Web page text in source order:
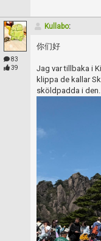
83
39
Kullabo:
你们好
Jag var tillbaka i
klippa de kallar
sköldpadda i den.